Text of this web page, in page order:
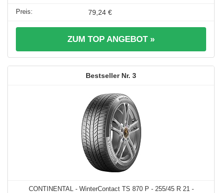
79,24 €
ZUM TOP ANGEBOT »
3
CONTINENTAL - WinterContact TS 870 P - 255/45 R 21 -